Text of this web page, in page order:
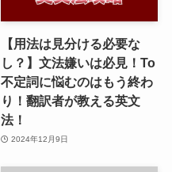
【用法は見分ける必要な
し？】文法嫌いは必見！To
不定詞に悩むのはもう終わ
り！翻訳者が教える英文
法！
2024年12月9日